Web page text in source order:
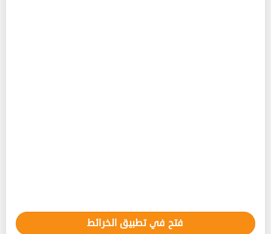
فتح في تطبيق الخرائط